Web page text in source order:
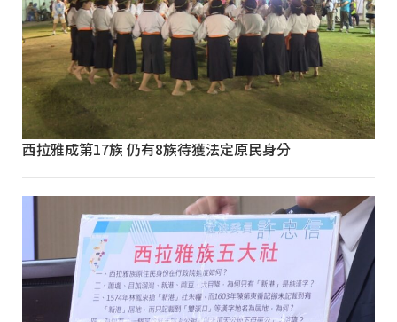
西拉雅成第17族 仍有8族待獲法定原民身分